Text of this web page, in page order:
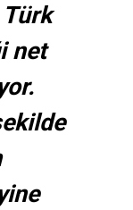
net